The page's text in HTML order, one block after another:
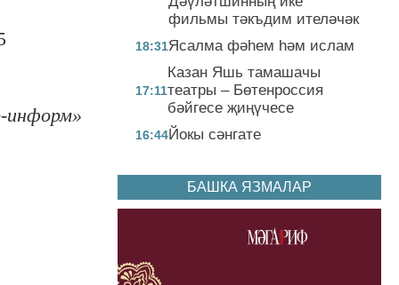
фильмы тәкъдим ителәчәк
18:31Ясалма фәһем һәм ислам
17:11
Казан Яшь тамашачы
театры – Бөтенроссия
бәйгесе җиңүчесе
16:44Йокы сәнгате
БАШКА ЯЗМАЛАР